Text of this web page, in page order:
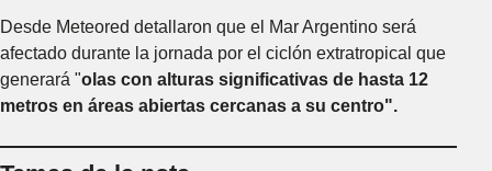
Desde Meteored detallaron que el Mar Argentino será
afectado durante la jornada por el ciclón extratropical que
generará "olas con alturas significativas de hasta 12
metros en áreas abiertas cercanas a su centro".